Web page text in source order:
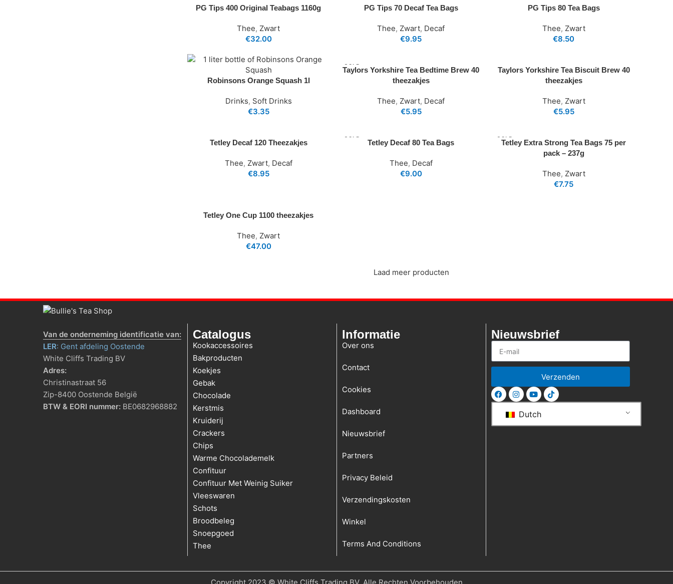
PG Tips 400 Original Teabags 1160g
Thee, Zwart
€32.00
PG Tips 70 Decaf Tea Bags
Thee, Zwart, Decaf
€9.95
PG Tips 80 Tea Bags
Thee, Zwart
€8.50
Robinsons Orange Squash 1l
Drinks, Soft Drinks
€3.35
SOLD
OUT
Taylors Yorkshire Tea Bedtime Brew 40
theezakjes
Thee, Zwart, Decaf
€5.95
Taylors Yorkshire Tea Biscuit Brew 40
theezakjes
Thee, Zwart
€5.95
Tetley Decaf 120 Theezakjes
Thee, Zwart, Decaf
€8.95
SOLD
Tetley Decaf 80 Tea Bags
Thee, Decaf
€9.00
SOLD
OUT
Tetley Extra Strong Tea Bags 75 per
pack – 237g
Thee, Zwart
€7.75
Tetley One Cup 1100 theezakjes
Thee, Zwart
€47.00
Laad meer producten
Van de onderneming identificatie van:
LER: Gent afdeling Oostende
White Cliffs Trading BV
Adres:
Christinastraat 56
Zip-8400 Oostende België
BTW & EORI nummer: BE0682968882
Catalogus
Kookaccessoires
Bakproducten
Koekjes
Gebak
Chocolade
Kerstmis
Kruiderij
Crackers
Chips
Warme Chocolademelk
Confituur
Confituur Met Weinig Suiker
Vleeswaren
Schots
Broodbeleg
Snoepgoed
Thee
Informatie
Over ons
Contact
Cookies
Dashboard
Nieuwsbrief
Partners
Privacy Beleid
Verzendingskosten
Winkel
Terms And Conditions
Nieuwsbrief
Verzenden
Dutch